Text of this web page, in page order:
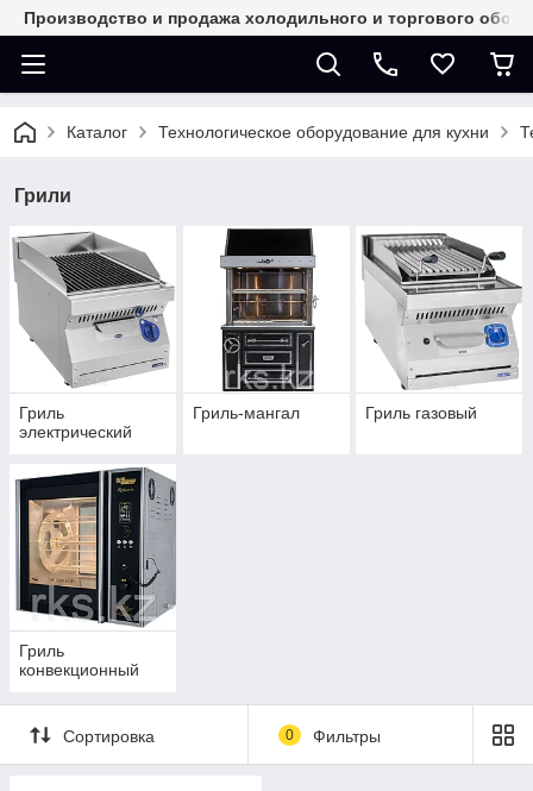
Производство и продажа холодильного и торгового
Каталог Технологическое оборудование для кухни
Грили
Гриль
электрический
Гриль-мангал Гриль газовый
Гриль
конвекционный
Сортировка 0 Фильтры